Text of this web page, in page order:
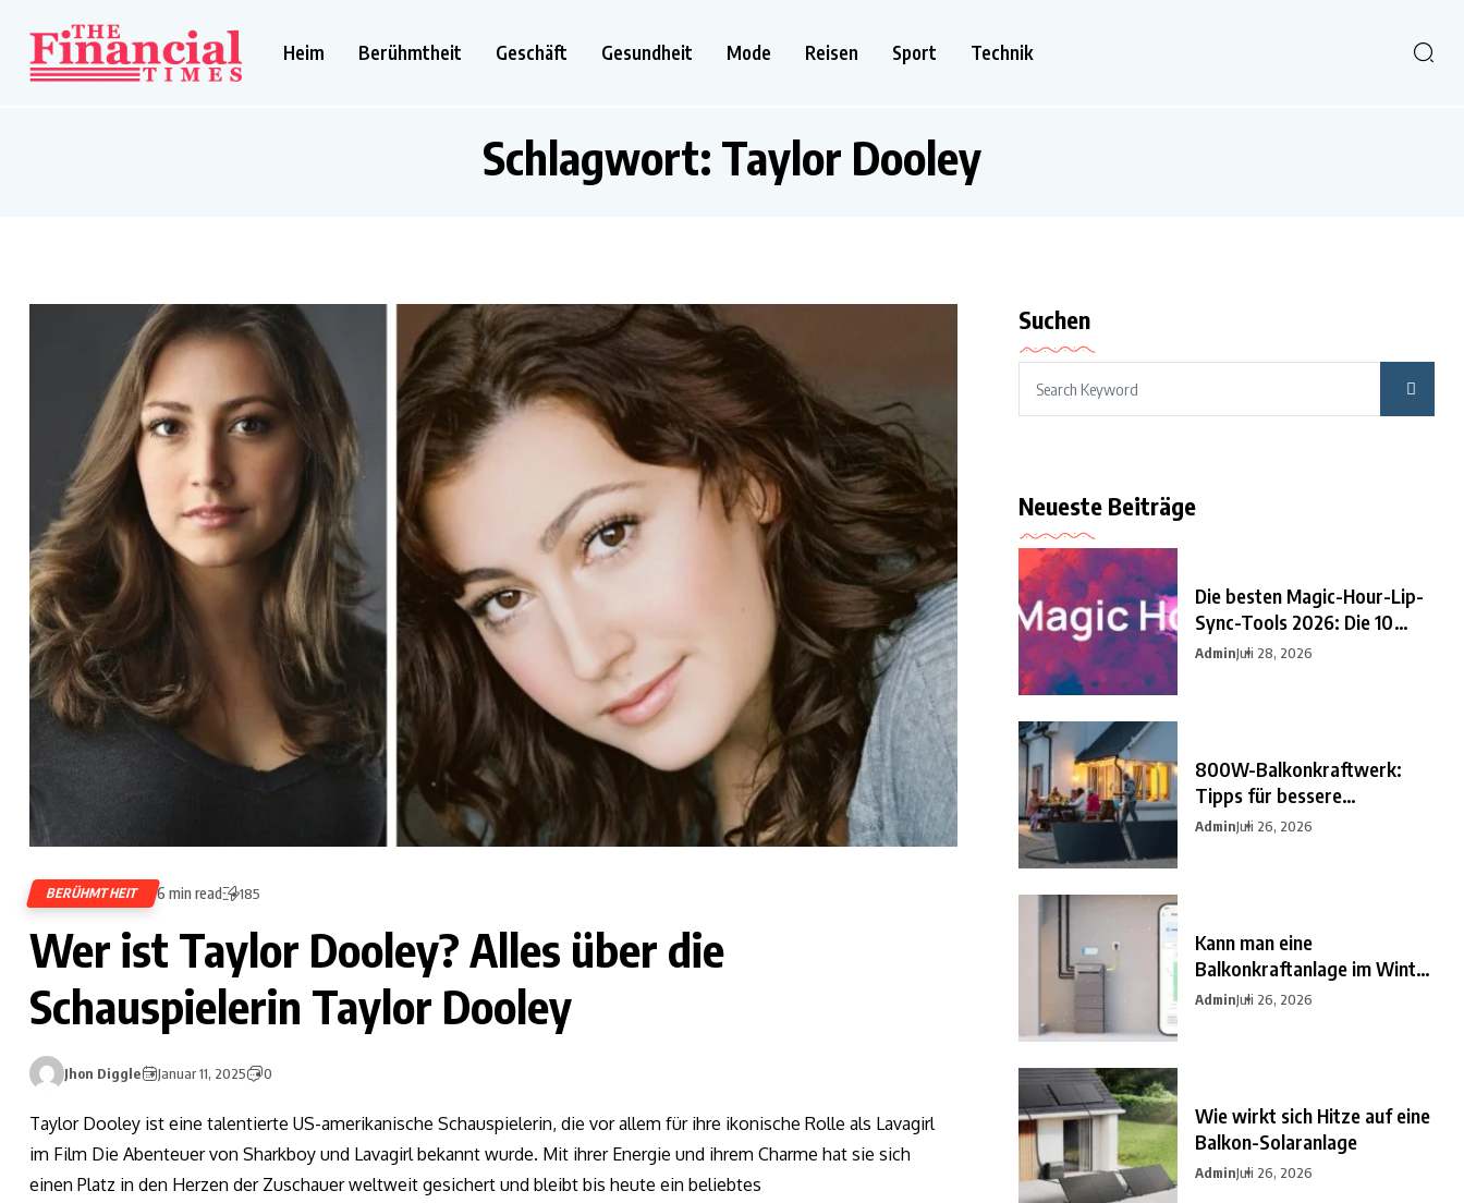
Heim Berühmtheit Geschäft Gesundheit Mode Reisen Sport Technik
Schlagwort: Taylor Dooley
BERÜHMTHEIT 6 min read 185
Wer ist Taylor Dooley? Alles über die
Schauspielerin Taylor Dooley
Jhon Diggle Januar 11, 2025 0
Taylor Dooley ist eine talentierte US-amerikanische Schauspielerin, die vor allem für ihre ikonische Rolle als Lavagirl
im Film Die Abenteuer von Sharkboy und Lavagirl bekannt wurde. Mit ihrer Energie und ihrem Charme hat sie sich
einen Platz in den Herzen der Zuschauer weltweit gesichert und bleibt bis heute ein beliebtes
Suchen
Neueste Beiträge
Die besten Magic-Hour-Lip-
Sync-Tools 2026: Die 10
besten
AdminJuli 28, 2026
800W-Balkonkraftwerk:
Tipps für bessere
Einsparungen
AdminJuli 26, 2026
Kann man eine
Balkonkraftanlage im Winter
nutzen?
AdminJuli 26, 2026
Wie wirkt sich Hitze auf eine
Balkon-Solaranlage
AdminJuli 26, 2026